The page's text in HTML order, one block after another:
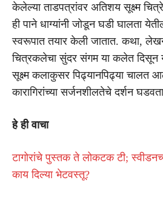
केलेल्या ताडपत्रांवर अतिशय सूक्ष्म
ही पाने धाग्यांनी जोडून घडी घालता
स्वरूपात तयार केली जातात. कथा,
चित्रकलेचा सुंदर संगम या कलेत दिसून
सूक्ष्म कलाकुसर पिढ्यानपिढ्या चालत
कारागिरांच्या सर्जनशीलतेचे दर्शन
हे ही वाचा
टागोरांचे पुस्तक ते लोकटक टी;
काय दिल्या भेटवस्तू?